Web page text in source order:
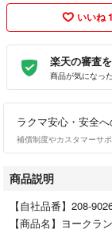
いいね
楽天の審査
商品が気になっ
ラクマ安心・安全
補償制度やカスタマーサ
商品説明
【自社品番】208-
【商品名】ヨークラ